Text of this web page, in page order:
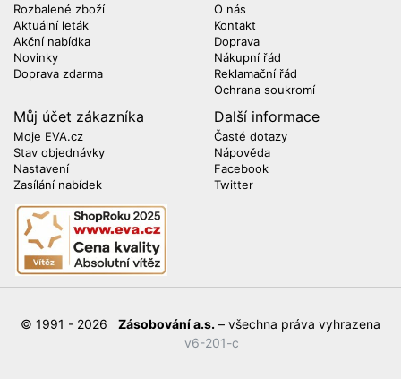
Rozbalené zboží
Aktuální leták
Akční nabídka
Novinky
Doprava zdarma
O nás
Kontakt
Doprava
Nákupní řád
Reklamační řád
Ochrana soukromí
Můj účet zákazníka
Moje EVA.cz
Stav objednávky
Nastavení
Zasílání nabídek
Další informace
Časté dotazy
Nápověda
Facebook
Twitter
© 1991 - 2026 Zásobování a.s. – všechna práva vyhrazena
v6-201-c